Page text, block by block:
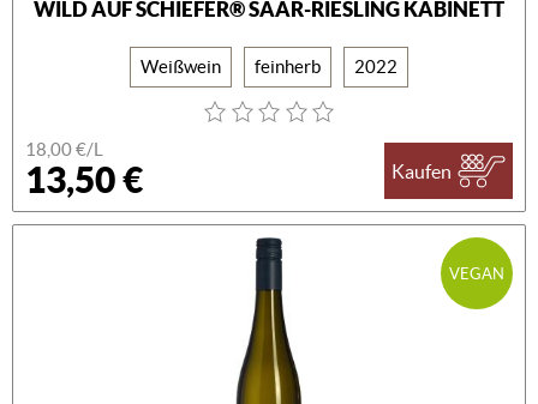
WILD AUF SCHIEFER® SAAR-RIESLING KABINETT
Weißwein feinherb 2022
18,00 €/L
13,50 € Kaufen
VEGAN